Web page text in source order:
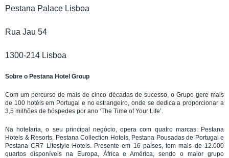
Pestana Palace Lisboa
Rua Jau 54
1300-214 Lisboa
Sobre o Pestana Hotel Group
Com um percurso de mais de cinco décadas de sucesso, o Grupo gere mais
de 100 hotéis em Portugal e no estrangeiro, onde se dedica a proporcionar a
3,5 milhões de hóspedes por ano ‘The Time of Your Life’.
Na hotelaria, o seu principal negócio, opera com quatro marcas: Pestana
Hotels & Resorts, Pestana Collection Hotels, Pestana Pousadas de Portugal e
Pestana CR7 Lifestyle Hotels. Presente em 16 países, tem mais de 12.000
quartos disponíveis na Europa, África e América, sendo o maior grupo